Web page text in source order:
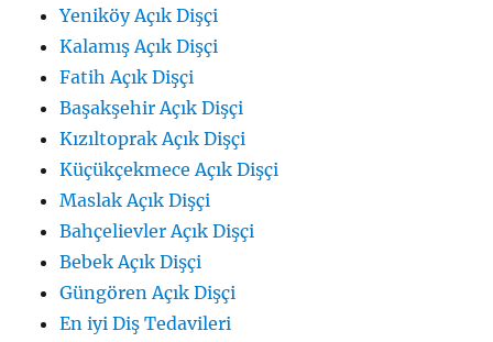
Yeniköy Açık Dişçi
Kalamış Açık Dişçi
Fatih Açık Dişçi
Başakşehir Açık Dişçi
Kızıltoprak Açık Dişçi
Küçükçekmece Açık Dişçi
Maslak Açık Dişçi
Bahçelievler Açık Dişçi
Bebek Açık Dişçi
Güngören Açık Dişçi
En iyi Diş Tedavileri